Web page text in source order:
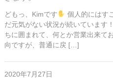
店舗概要
ブログ
どもっ、Kimです
個人的にはす
だ元気がない状況が続いています
ちに囲まれて、何とか営業出来て
向ですが、普通に戻 […]
2020年7月27日